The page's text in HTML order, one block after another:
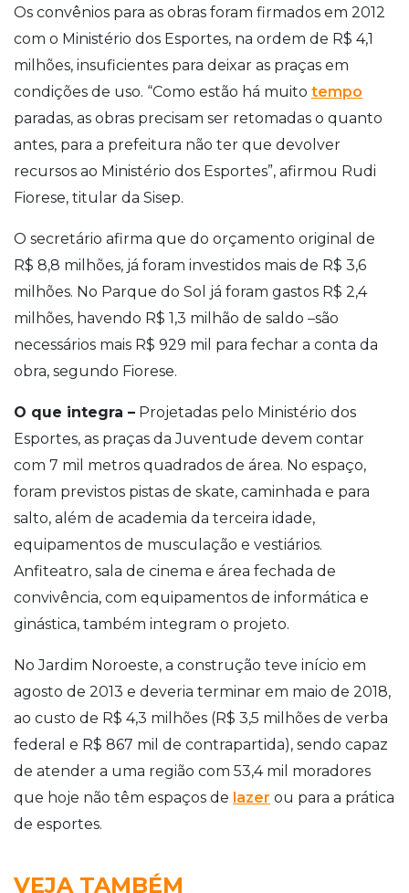
Os convênios para as obras foram firmados em 2012
com o Ministério dos Esportes, na ordem de R$ 4,1
milhões, insuficientes para deixar as praças em
condições de uso. “Como estão há muito tempo
paradas, as obras precisam ser retomadas o quanto
antes, para a prefeitura não ter que devolver
recursos ao Ministério dos Esportes”, afirmou Rudi
Fiorese, titular da Sisep.
O secretário afirma que do orçamento original de
R$ 8,8 milhões, já foram investidos mais de R$ 3,6
milhões. No Parque do Sol já foram gastos R$ 2,4
milhões, havendo R$ 1,3 milhão de saldo –são
necessários mais R$ 929 mil para fechar a conta da
obra, segundo Fiorese.
O que integra – Projetadas pelo Ministério dos
Esportes, as praças da Juventude devem contar
com 7 mil metros quadrados de área. No espaço,
foram previstos pistas de skate, caminhada e para
salto, além de academia da terceira idade,
equipamentos de musculação e vestiários.
Anfiteatro, sala de cinema e área fechada de
convivência, com equipamentos de informática e
ginástica, também integram o projeto.
No Jardim Noroeste, a construção teve início em
agosto de 2013 e deveria terminar em maio de 2018,
ao custo de R$ 4,3 milhões (R$ 3,5 milhões de verba
federal e R$ 867 mil de contrapartida), sendo capaz
de atender a uma região com 53,4 mil moradores
que hoje não têm espaços de lazer ou para a prática
de esportes.
VEJA TAMBÉM